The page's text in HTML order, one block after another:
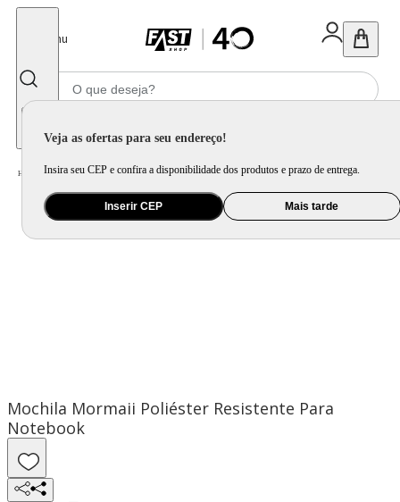
Menu
Veja as ofertas para seu endereço!
Insira seu CEP e confira a disponibilidade dos produtos e prazo de entrega.
Inserir CEP Mais tarde
Home Informática e Games / Capa e Mochila para Notebook
Mochila Mormaii Poliéster Resistente Para
Notebook